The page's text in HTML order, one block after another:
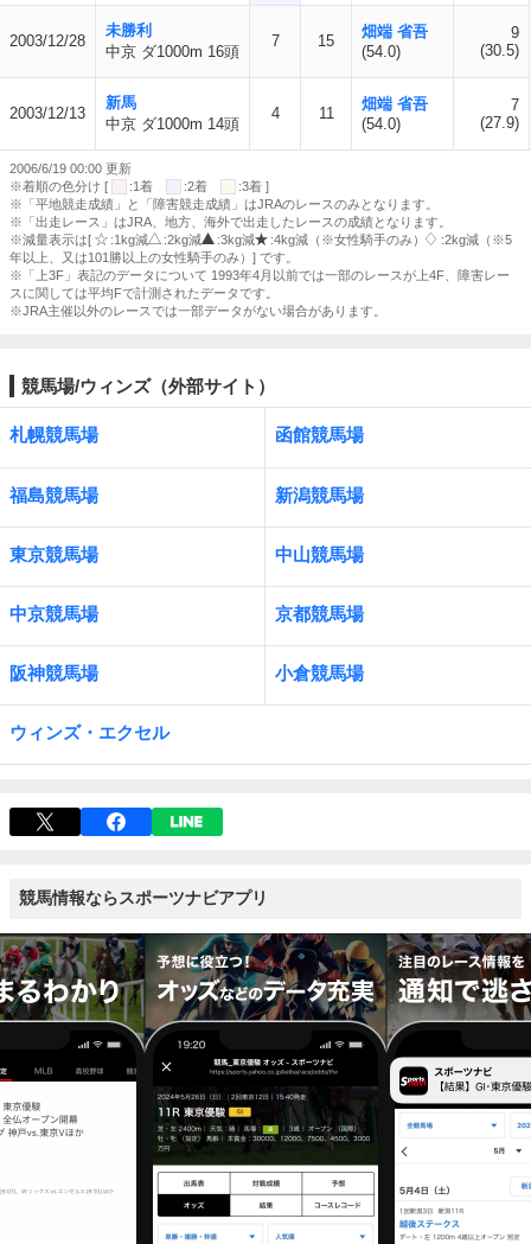
2003/12/28
未勝利
中京 ダ1000m 16頭
7 15
畑端 省吾
(54.0)
9
(30.5)
2003/12/13
新馬
中京 ダ1000m 14頭
4 11
畑端 省吾
(54.0)
7
(27.9)
2006/6/19 00:00 更新
※着順の色分け [
:1着 :2着
:3着 ]
※「平地競走成績」と「障害競走成績」はJRAのレースのみとなります。
※「出走レース」はJRA、地方、海外で出走したレースの成績となります。
※減量表示は[
:1kg減 :2kg減 :3kg減 :4kg減（※女性騎手のみ）
:2kg減（※5
年以上、又は101勝以上の女性騎手のみ）] です。
※「上3F」表記のデータについて 1993年4月以前では一部のレースが上4F、障害レー
スに関しては平均Fで計測されたデータです。
※JRA主催以外のレースでは一部データがない場合があります。
競馬場/ウィンズ（外部サイト）
札幌競馬場 函館競馬場
福島競馬場 新潟競馬場
東京競馬場 中山競馬場
中京競馬場 京都競馬場
阪神競馬場 小倉競馬場
ウィンズ・エクセル
競馬情報ならスポーツナビアプリ